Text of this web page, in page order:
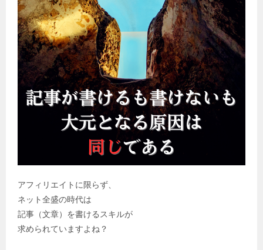
アフィリエイトに限らず、
ネット全盛の時代は
記事（文章）を書けるスキルが
求められていますよね？